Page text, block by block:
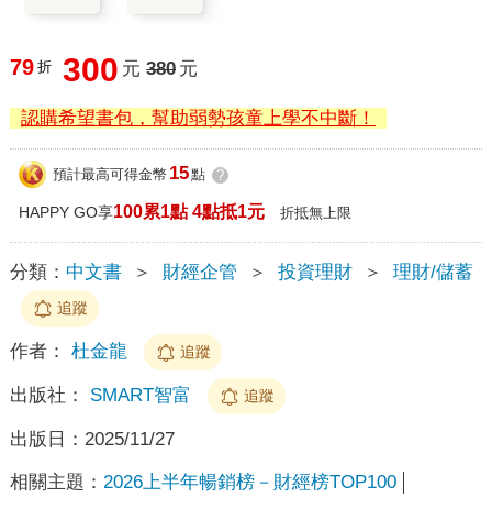
79 折 300 元 380 元
認購希望書包，幫助弱勢孩童上學不中斷！
預計最高可得金幣 15點 ?
HAPPY GO享100累1點 4點抵1元 折抵無上限
分類： 中文書 ＞ 財經企管 ＞ 投資理財 ＞ 理財/儲蓄
追蹤
作者： 杜金龍 追蹤
出版社： SMART智富 追蹤
出版日： 2025/11/27
相關主題： 2026上半年暢銷榜－財經榜TOP100